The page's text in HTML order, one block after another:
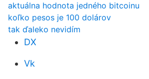
aktuálna hodnota jedného bitcoinu
koľko pesos je 100 dolárov
tak ďaleko nevidím
DX
Vk